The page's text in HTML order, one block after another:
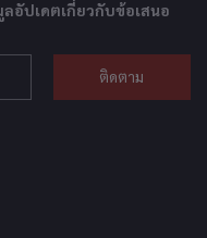
อัปเดตเกี่ยวกับข้อเสนอ
ติดตาม